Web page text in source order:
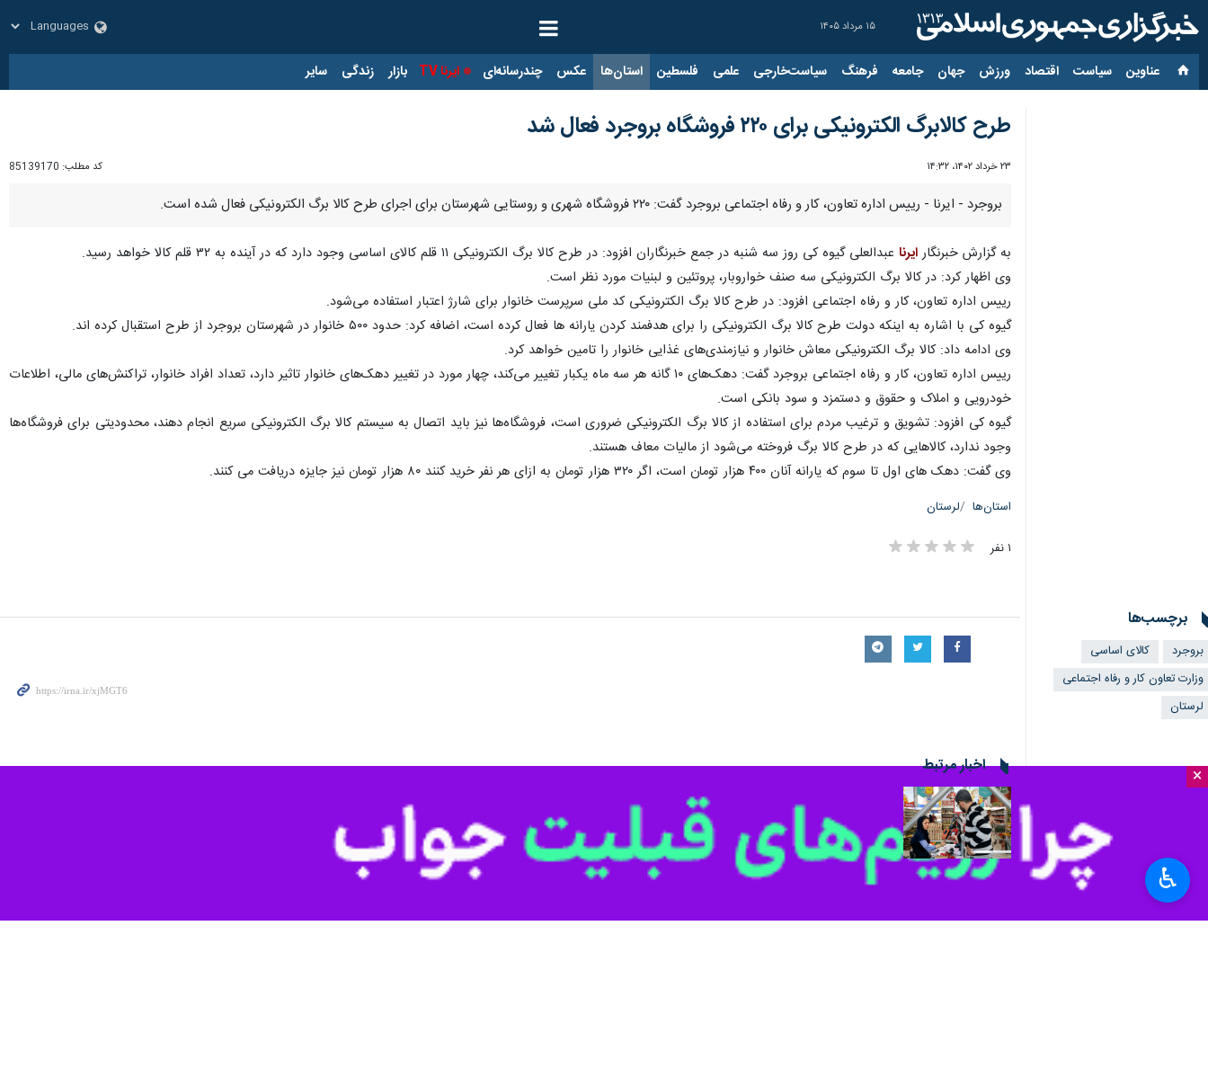
۱۵ مرداد ۱۴۰۵
عناوین‌ سیاست اقتصاد ورزش جهان جامعه فرهنگ سیاست‌خارجی علمی فلسطین استان‌ها عکس چندرسانه‌ای ایرنا TV بازار زندگی سایر
×
طرح کالابرگ الکترونیکی برای ۲۲۰ فروشگاه بروجرد فعال شد
۲۳ خرداد ۱۴۰۲، ۱۴:۳۲ کد مطلب: 85139170
بروجرد - ایرنا - رییس اداره تعاون، کار و رفاه اجتماعی بروجرد گفت: ۲۲۰ فروشگاه شهری و روستایی شهرستان برای اجرای طرح کالا برگ الکترونیکی فعال شده است.
به گزارش خبرنگارایرنا عبدالعلی گیوه کی روز سه شنبه در جمع خبرنگاران افزود: در طرح کالا برگ الکترونیکی ۱۱ قلم کالای اساسی وجود دارد که در آینده به ۳۲ قلم کالا خواهد رسید.
وی اظهار کرد: در کالا برگ الکترونیکی سه صنف خواروبار، پروتئین و لبنیات مورد نظر است.
رییس اداره تعاون، کار و رفاه اجتماعی افزود: در طرح کالا برگ الکترونیکی کد ملی سرپرست خانوار برای شارژ اعتبار استفاده می‌شود.
گیوه کی با اشاره به اینکه دولت طرح کالا برگ الکترونیکی را برای هدفمند کردن یارانه ها فعال کرده است، اضافه کرد: حدود ۵۰۰ خانوار در شهرستان بروجرد از طرح استقبال کرده اند.
وی ادامه داد: کالا برگ الکترونیکی معاش خانوار و نیازمندی‌های غذایی خانوار را تامین خواهد کرد.
رییس اداره تعاون، کار و رفاه اجتماعی بروجرد گفت: دهک‌های ۱۰ گانه هر سه ماه یکبار تغییر می‌کند، چهار مورد در تغییر دهک‌های خانوار تاثیر دارد، تعداد افراد خانوار، تراکنش‌های مالی، اطلاعات
خودرویی و املاک و حقوق و دستمزد و سود بانکی است.
گیوه کی افزود: تشویق و ترغیب مردم برای استفاده از کالا برگ الکترونیکی ضروری است، فروشگاه‌ها نیز باید اتصال به سیستم کالا برگ الکترونیکی سریع انجام دهند، محدودیتی برای فروشگاه‌ها
وجود ندارد، کالاهایی که در طرح کالا برگ فروخته می‌شود از مالیات معاف هستند.
وی گفت: دهک های اول تا سوم که یارانه آنان ۴۰۰ هزار تومان است، اگر ۳۲۰ هزار تومان به ازای هر نفر خرید کنند ۸۰ هزار تومان نیز جایزه دریافت می کنند.
استان‌ها لرستان
۱ نفر
برچسب‌ها
بروجرد
کالای اساسی
وزارت تعاون کار و رفاه اجتماعی
لرستان
اخبار مرتبط
مدیرکل تعاون، کار و رفاه اجتماعی خوزستان خبر داد:
اتصال بیش از ۲ هزار و ۳۰۰ فروشگاه به سامانه طرح کالابرگ الکترونیکی در خوزستان
اهواز - ایرنا - مدیرکل تعاون، کار و رفاه اجتماعی خوزستان گفت: تاکنون بیش از ۲ هزار و ۳۰۰ فروشگاه…
هفت هزار تراکنش خرید از طریق کالابرگ الکترونیکی در لرستان ثبت شد ♿︎